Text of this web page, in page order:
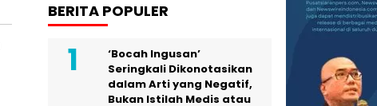
BERITA POPULER
‘Bocah Ingusan’
Seringkali Dikonotasikan
dalam Arti yang Negatif,
Bukan Istilah Medis atau